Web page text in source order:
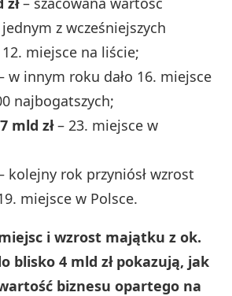
z wcześniejszych
miejsce na liście;
w innym roku dało 16. miejsce
najbogatszych;
mld zł– 23. miejsce w
kolejny rok przyniósł wzrost
miejsce w Polsce.
i wzrost majątku z ok.
blisko 4 mld zł pokazują, jak
biznesu opartego na